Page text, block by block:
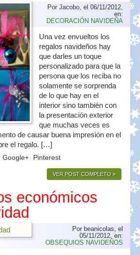
Por Jacobo, el 06/11/2012,
en:
DECORACIÓN NAVIDEÑA
Una vez envueltos los
regalos navideños hay
que darles un toque
personalizado para que la
persona que los reciba no
solamente se sorprenda
de lo que hay en el
interior sino también con
la presentación exterior
que muchas veces es
de causar buena impresión en el
el regalo. […]
Google+ Pinterest
VER POST COMPLETO »
económicos
Por beanicolas, el
05/11/2012, en:
OBSEQUIOS NAVIDEÑOS